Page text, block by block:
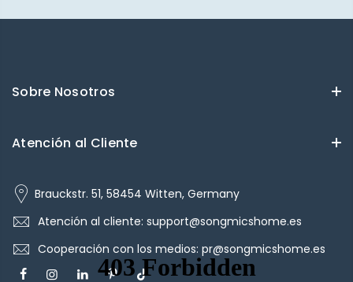
Sobre Nosotros
Atención al Cliente
Brauckstr. 51, 58454 Witten, Germany
Atención al cliente: support@songmicshome.es
Cooperación con los medios: pr@songmicshome.es